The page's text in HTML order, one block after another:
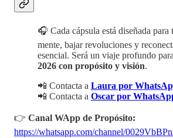
🎧 Cada cápsula está diseñada para
mente, bajar revoluciones y
esencial. Será un viaje profundo
2026 con propósito y visión.
📲 Contacta a Laura por
📲 Contacta a Oscar por
👉 Canal WApp de Propósito:
https://whatsapp.com/channel/